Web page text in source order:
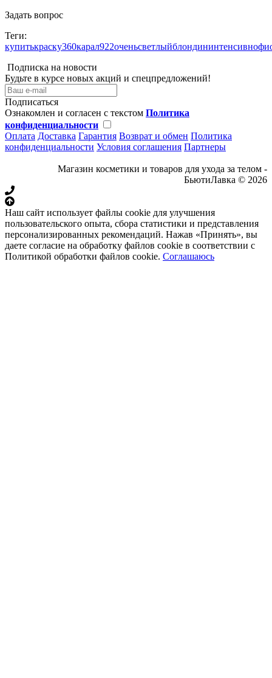
Задать вопрос
Теги:
Подписка на новости
Будьте в курсе новых акций и спецпредложений!
Подписаться
Ознакомлен и согласен с текстом Политика
конфиденциальности
Оплата Доставка Гарантия Возврат и обмен Политика
конфиденциальности Условия соглашения Партнеры
Магазин косметики и товаров для ухода за телом -
БьютиЛавка © 2026
Наш сайт использует файлы cookie для улучшения
пользовательского опыта, сбора статистики и представления
персонализированных рекомендаций. Нажав «Принять», вы
даете согласие на обработку файлов cookie в соответствии с
Политикой обработки файлов cookie. Соглашаюсь